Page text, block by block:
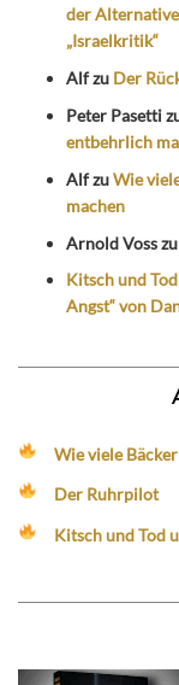
der
„Israelkritik“
Alfzu Der
Peter Pasetti
entbehrlich
AlfzuWie
machen
Arnold Vosszu
Kitsch und
Angst“ von
Wie viele
Der Ruhrpilot
Kitsch und Tod